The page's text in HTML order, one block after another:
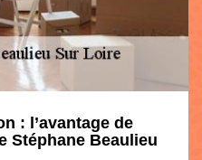
: l’avantage de
Stéphane Beaulieu